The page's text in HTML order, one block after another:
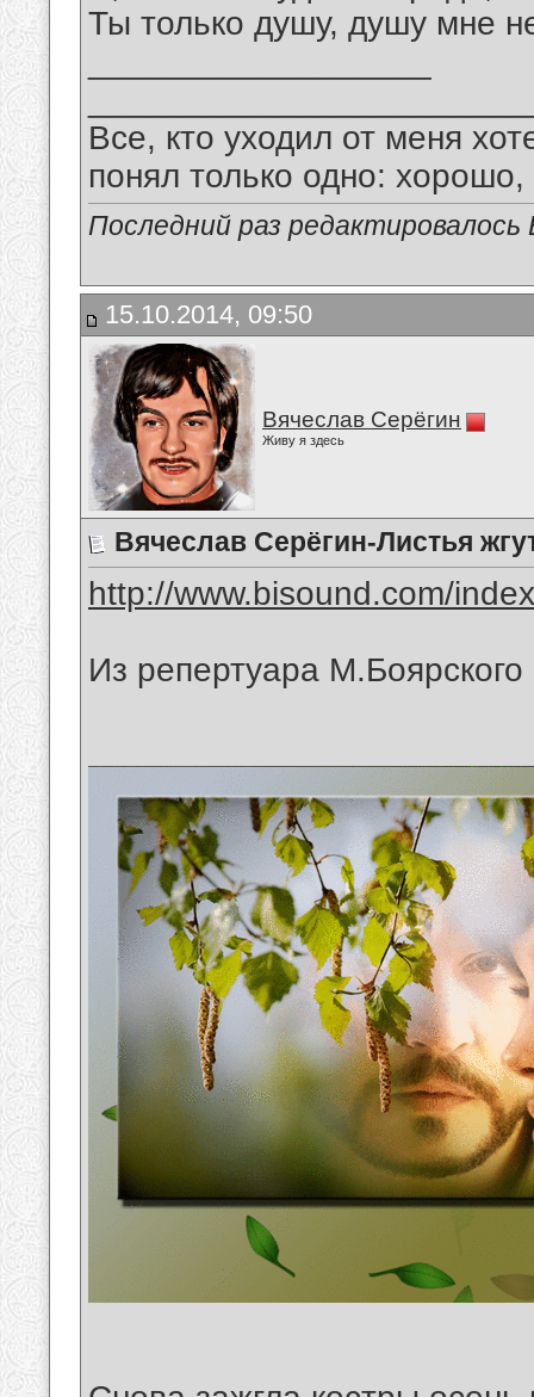
Ты только душу, душу мне
Все, кто уходил от меня
понял только одно:
Последний раз
15.10.2014, 09:50
Вячеслав Серёгин
Живу я здесь
Вячеслав Серёгин-Листья
http://www.bisound.com/
Из репертуара М.Боярского